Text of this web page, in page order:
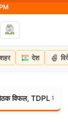
देश
TDPL कंपनी को